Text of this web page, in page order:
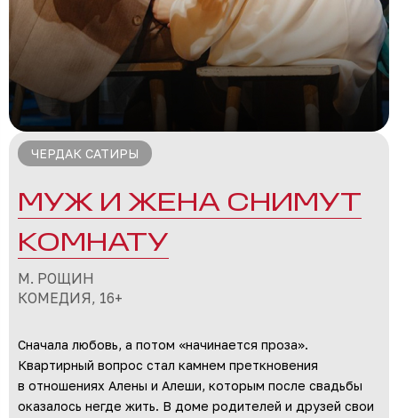
ЧЕРДАК САТИРЫ
МУЖ И ЖЕНА СНИМУТ
КОМНАТУ
М. РОЩИН
КОМЕДИЯ, 16+
Сначала любовь, а потом «начинается проза».
Квартирный вопрос стал камнем преткновения
в отношениях Алены и Алеши, которым после свадьбы
оказалось негде жить. В доме родителей и друзей свои